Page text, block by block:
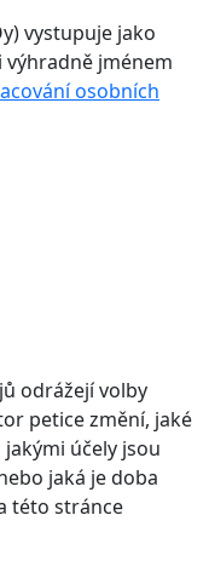
vystupuje jako
výhradně jménem
osobních
odrážejí volby
petice změní, jaké
účely jsou
jaká je doba
této stránce